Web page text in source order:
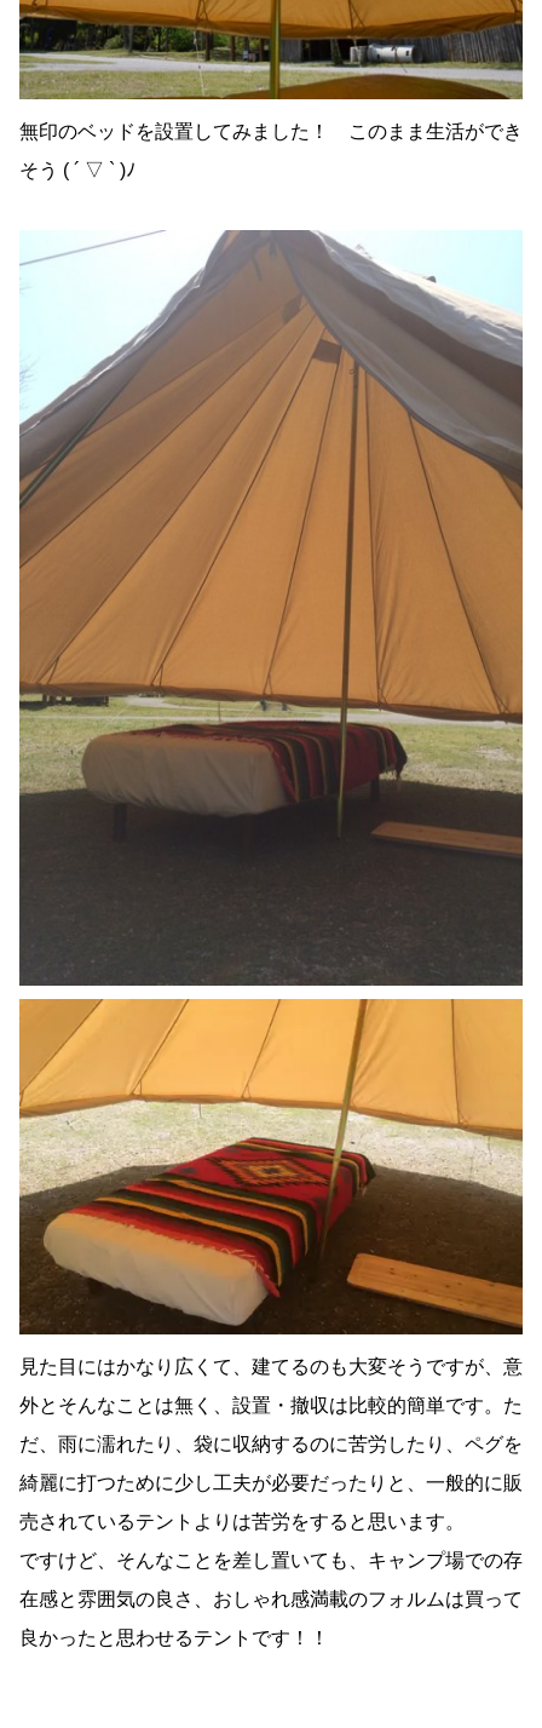
無印のベッドを設置してみました！ このまま生活ができ
そう ( ´ ▽ ` )ﾉ
見た目にはかなり広くて、建てるのも大変そうですが、意
外とそんなことは無く、設置・撤収は比較的簡単です。た
だ、雨に濡れたり、袋に収納するのに苦労したり、ペグを
綺麗に打つために少し工夫が必要だったりと、一般的に販
売されているテントよりは苦労をすると思います。
ですけど、そんなことを差し置いても、キャンプ場での存
在感と雰囲気の良さ、おしゃれ感満載のフォルムは買って
良かったと思わせるテントです！！